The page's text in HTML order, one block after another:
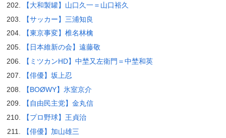
【大和製罐】山口久一＝山口裕久
【サッカー】三浦知良
【東京事変】椎名林檎
【日本維新の会】遠藤敬
【ミツカンHD】中埜又左衛門＝中埜和英
【俳優】坂上忍
【BOØWY】氷室京介
【自由民主党】金丸信
【プロ野球】王貞治
【俳優】加山雄三